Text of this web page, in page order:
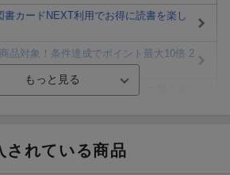
書カードNEXT利用でお得に読書を楽し
品対象！条件達成でポイント最大10倍 2
されている商品